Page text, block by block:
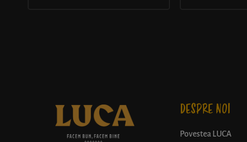
DESPRE NOI
Povestea LUCA